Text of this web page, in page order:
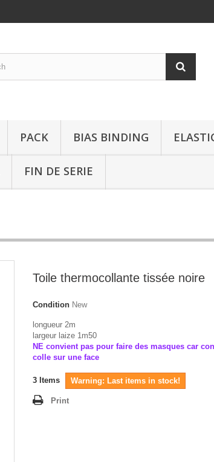
PACK BIAS BINDING
FIN DE SERIE
Toile thermocollante tissée noire
Condition New
longueur 2m
largeur laize 1m50
NE convient pas pour faire des masques car
colle sur une face
3 Items Warning: Last items in stock!
Print